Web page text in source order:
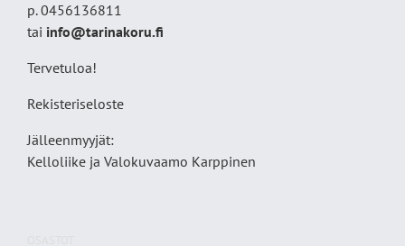
p. 0456136811
tai info@tarinakoru.fi
Tervetuloa!
Rekisteriseloste
Jälleenmyyjät:
Kelloliike ja Valokuvaamo Karppinen